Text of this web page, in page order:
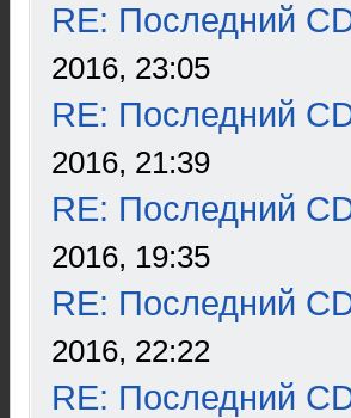
RE: Последний
2016, 23:05
RE: Последний
2016, 21:39
RE: Последний
2016, 19:35
RE: Последний
2016, 22:22
RE: Последний